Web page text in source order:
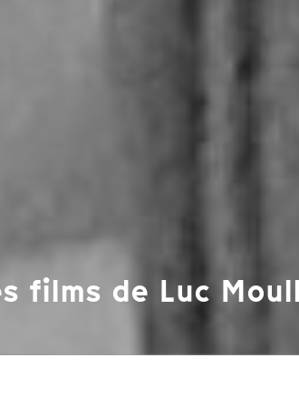
films de Luc